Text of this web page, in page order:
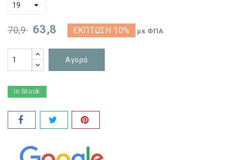
70,9 63,8 ΈΚΠΤΩΣΗ 10% με ΦΠΑ
Αγορά
In Stock